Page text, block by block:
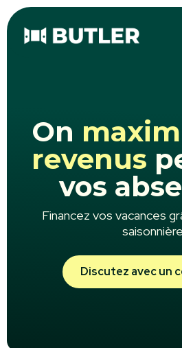
On
revenus
vos
Financez vos vacances
Discutez avec un